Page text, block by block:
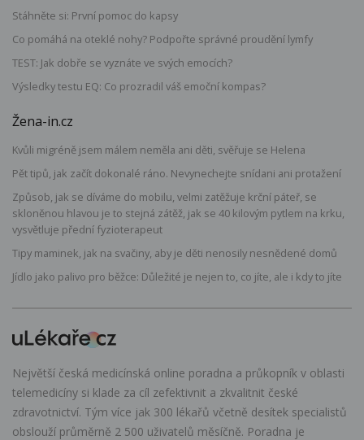
Stáhněte si: První pomoc do kapsy
Co pomáhá na oteklé nohy? Podpořte správné proudění lymfy
TEST: Jak dobře se vyznáte ve svých emocích?
Výsledky testu EQ: Co prozradil váš emoční kompas?
Žena-in.cz
Kvůli migréně jsem málem neměla ani děti, svěřuje se Helena
Pět tipů, jak začít dokonalé ráno. Nevynechejte snídani ani protažení
Způsob, jak se díváme do mobilu, velmi zatěžuje krční páteř, se
skloněnou hlavou je to stejná zátěž, jak se 40 kilovým pytlem na krku,
vysvětluje přední fyzioterapeut
Tipy maminek, jak na svačiny, aby je děti nenosily nesnědené domů
Jídlo jako palivo pro běžce: Důležité je nejen to, co jíte, ale i kdy to jíte
Největší česká medicínská online poradna a průkopník v oblasti
telemedicíny si klade za cíl zefektivnit a zkvalitnit české
zdravotnictví. Tým více jak 300 lékařů včetně desítek specialistů
obslouží průměrně 2 500 uživatelů měsíčně. Poradna je